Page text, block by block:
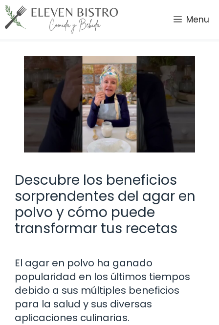
Saltar
al
contenido
Menu
Descubre los beneficios
sorprendentes del agar en
polvo y cómo puede
transformar tus recetas
El agar en polvo ha ganado
popularidad en los últimos tiempos
debido a sus múltiples beneficios
para la salud y sus diversas
aplicaciones culinarias.